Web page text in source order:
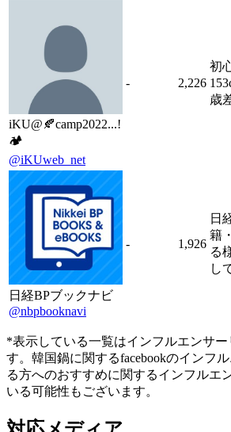
iKU@🍂camp2022...!
🏕
@iKUweb_net
- 2,226
初
歳
日経BPブックナビ
@nbpbooknavi
- 1,926
日
籍
る
し
*表示している一覧はインフルエンサ
す。韓国鍋に関するfacebookのインフ
る方へのおすすめに関するインフルエ
いる可能性もございます。